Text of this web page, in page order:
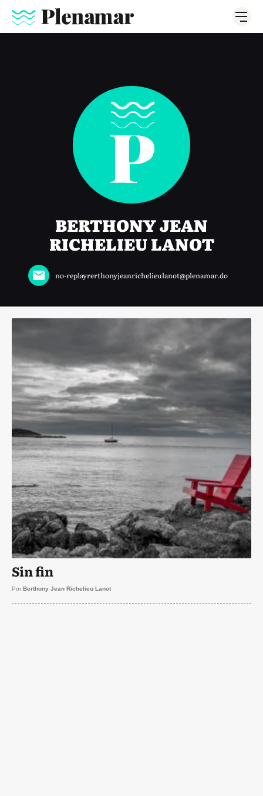
BERTHONY JEAN
RICHELIEU LANOT
no-replayrerthonyjeanrichelieulanot@plenamar.do
Sin fin
Por Berthony Jean Richelieu Lanot